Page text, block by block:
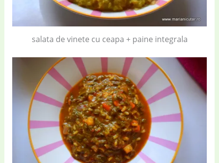
salata de vinete cu ceapa + paine integrala